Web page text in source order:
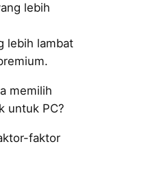
lebih
lebih lambat
memilih
untuk PC?
faktor